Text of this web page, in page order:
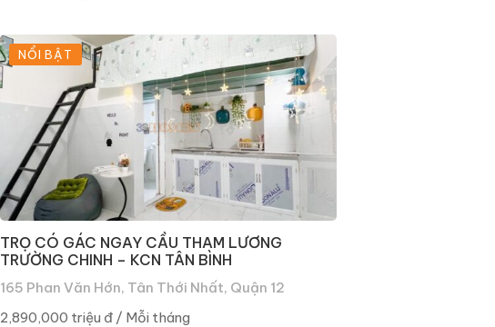
NỔI BẬT
TRỌ CÓ GÁC NGAY CẦU THAM LƯƠNG
TRƯỜNG CHINH – KCN TÂN BÌNH
165 Phan Văn Hớn, Tân Thới Nhất, Quận 12
2,890,000 triệu đ / Mỗi tháng